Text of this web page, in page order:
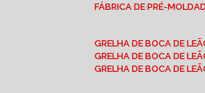
FÁBRICA DE PRÉ-
GRELHA DE BOCA DE
GRELHA DE BOCA DE
GRELHA DE BOCA DE